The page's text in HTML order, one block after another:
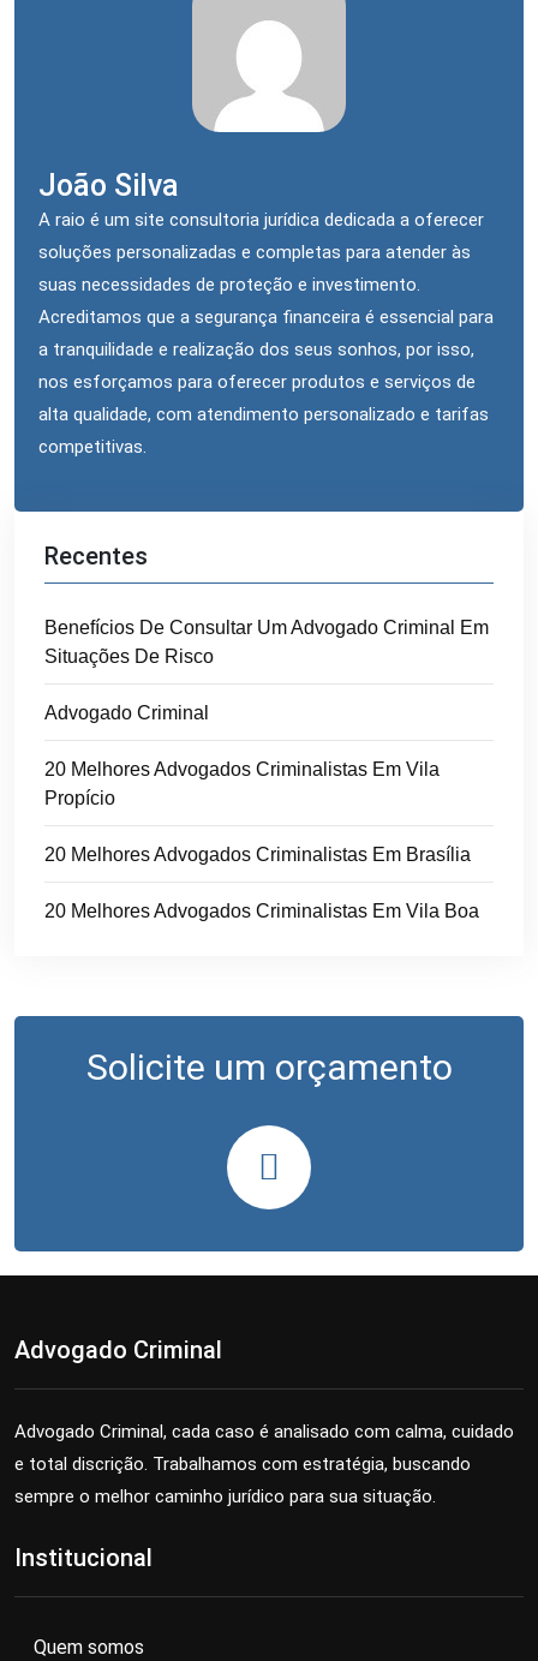
João Silva
A raio é um site consultoria jurídica dedicada a oferecer
soluções personalizadas e completas para atender às
suas necessidades de proteção e investimento.
Acreditamos que a segurança financeira é essencial para
a tranquilidade e realização dos seus sonhos, por isso,
nos esforçamos para oferecer produtos e serviços de
alta qualidade, com atendimento personalizado e tarifas
competitivas.
Recentes
Benefícios De Consultar Um Advogado Criminal Em
Situações De Risco
Advogado Criminal
20 Melhores Advogados Criminalistas Em Vila
Propício
20 Melhores Advogados Criminalistas Em Brasília
20 Melhores Advogados Criminalistas Em Vila Boa
Solicite um orçamento
Advogado Criminal
Advogado Criminal, cada caso é analisado com calma, cuidado
e total discrição. Trabalhamos com estratégia, buscando
sempre o melhor caminho jurídico para sua situação.
Institucional
Quem somos